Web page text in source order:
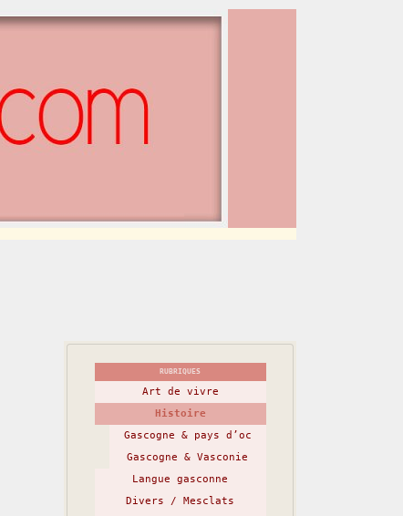
RUBRIQUES
Art de vivre
Histoire
Gascogne & pays d’oc
Gascogne & Vasconie
Langue gasconne
Divers / Mesclats